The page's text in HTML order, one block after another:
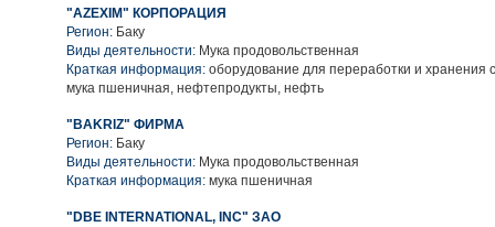
"AZEXIM" КОРПОРАЦИЯ
Регион: Баку
Виды деятельности: Мука продовольственная
Краткая информация: оборудование для переработки и хранения
мука пшеничная, нефтепродукты, нефть
"BAKRIZ" ФИРМА
Регион: Баку
Виды деятельности: Мука продовольственная
Краткая информация: мука пшеничная
"DBE INTERNATIONAL, INC" ЗАО